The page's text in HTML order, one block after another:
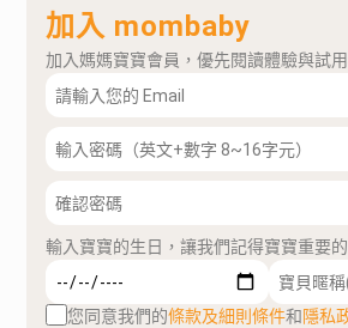
加入 mombaby
加入媽媽寶寶會員，優先閱讀體驗與試
輸入寶寶的生日，讓我們記得寶寶重要的
您同意我們的條款及細則條件和隱私